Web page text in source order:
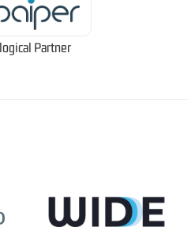
Partner